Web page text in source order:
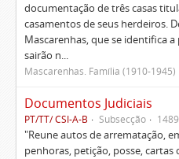
documentação de três casas
casamentos de seus herdeiros.
Mascarenhas, que se identifica
sairão n...
Mascarenhas. Família (1910-1945)
Documentos Judiciais
PT/TT/ CSI-A-B Subsecção
"Reune autos de arrematação,
penhoras, petição, posse,